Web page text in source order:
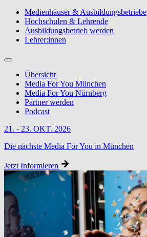
Medienhäuser & Ausbildungsbetriebe
Hochschulen & Lehrende
Ausbildungsbetrieb werden
Lehrer:innen
Übersicht
Media For You München
Media For You Nürnberg
Partner werden
Podcast
21. - 23. OKT. 2026
Die nächste Media For You in München
Jetzt Informieren